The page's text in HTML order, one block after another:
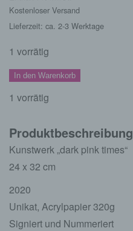
Kostenloser Versand
Lieferzeit: ca. 2-3 Werktage
1 vorrätig
Kunstwerk
Menge
In den Warenkorb
1 vorrätig
Produktbeschreibung
Kunstwerk „dark pink times“
24 x 32 cm
2020
Unikat, Acrylpapier 320g
Signiert und Nummeriert